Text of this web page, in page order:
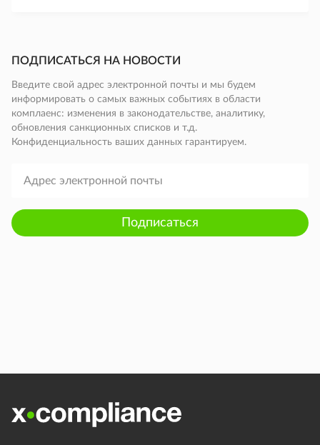
ПОДПИСАТЬСЯ НА НОВОСТИ
Введите свой адрес электронной почты и мы будем
информировать о самых важных событиях в области
комплаенс: изменения в законодательстве, аналитику,
обновления санкционных списков и т.д.
Конфиденциальность ваших данных гарантируем.
Подписаться